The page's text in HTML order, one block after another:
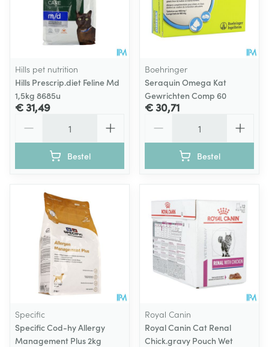
Hills pet nutrition
Hills Prescrip.diet Feline Md
1,5kg 8685u
€ 31,49
Bestel
Boehringer
Seraquin Omega Kat
Gewrichten Comp 60
€ 30,71
Bestel
Specific
Specific Cod-hy Allergy
Management Plus 2kg
Royal Canin
Royal Canin Cat Renal
Chick.gravy Pouch Wet